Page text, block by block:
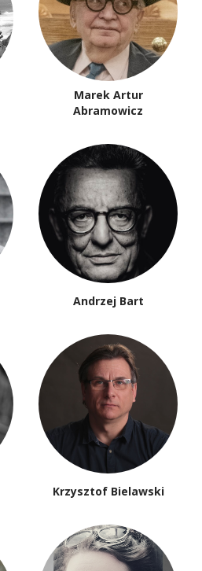
Marek Artur
Abramowicz
Andrzej Bart
Krzysztof Bielawski